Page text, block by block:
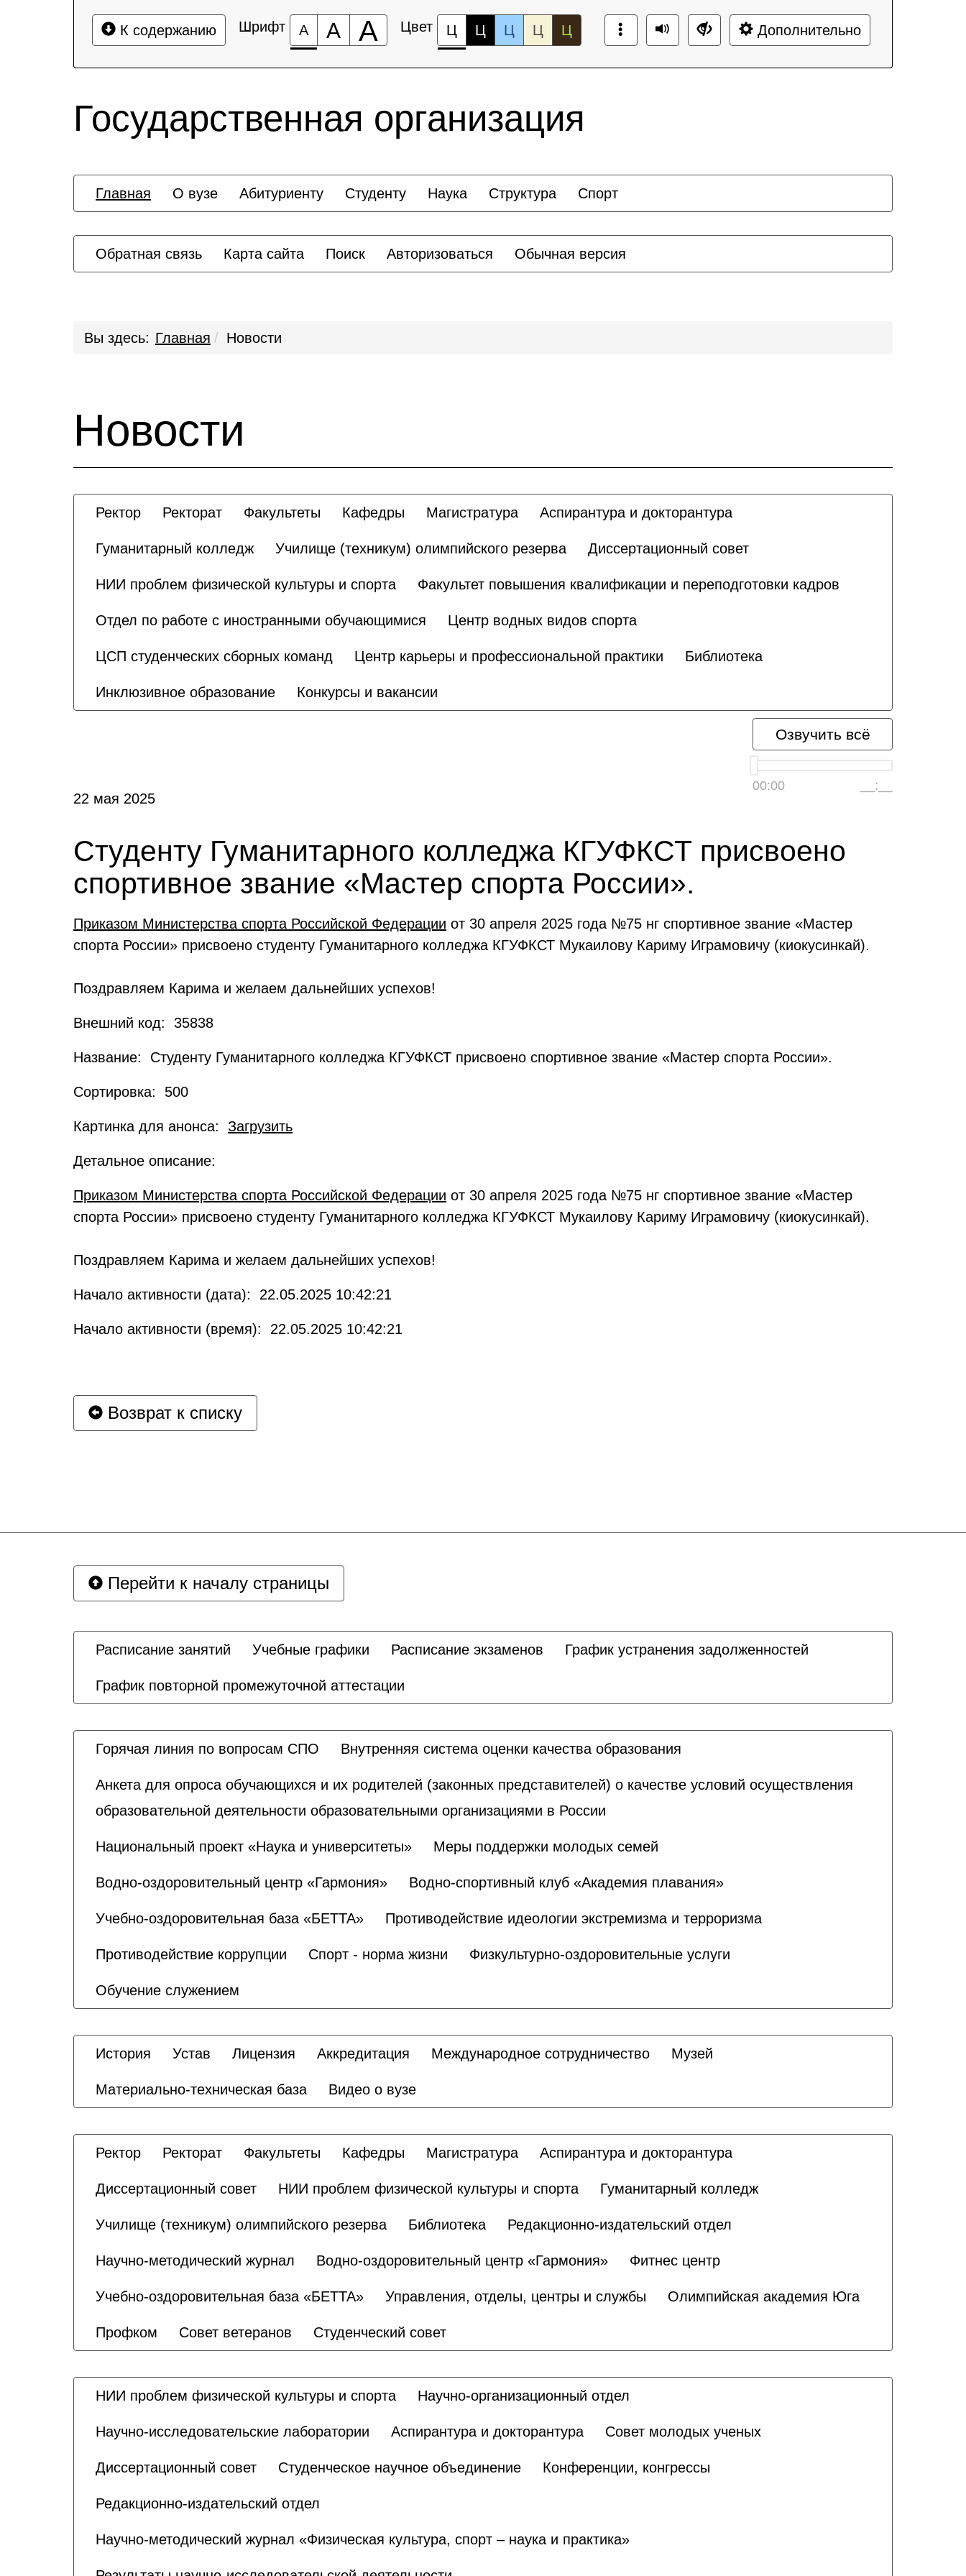
К содержанию Шрифт А А А Цвет Ц Ц Ц Ц Ц Дополнительно
Государственная организация
Главная О вузе Абитуриенту Студенту Наука Структура Спорт
Обратная связь Карта сайта Поиск Авторизоваться Обычная версия
Вы здесь: Главная Новости
Новости
Ректор Ректорат Факультеты Кафедры Магистратура Аспирантура и докторантура
Гуманитарный колледж Училище (техникум) олимпийского резерва Диссертационный совет
НИИ проблем физической культуры и спорта Факультет повышения квалификации и переподготовки кадров
Отдел по работе с иностранными обучающимися Центр водных видов спорта
ЦСП студенческих сборных команд Центр карьеры и профессиональной практики Библиотека
Инклюзивное образование Конкурсы и вакансии
Озвучить всё
00:00 __:__
22 мая 2025
Студенту Гуманитарного колледжа КГУФКСТ присвоено
спортивное звание «Мастер спорта России».
Приказом Министерства спорта Российской Федерации от 30 апреля 2025 года №75 нг спортивное звание «Мастер
спорта России» присвоено студенту Гуманитарного колледжа КГУФКСТ Мукаилову Кариму Играмовичу (киокусинкай).
Поздравляем Карима и желаем дальнейших успехов!
Внешний код: 35838
Название: Студенту Гуманитарного колледжа КГУФКСТ присвоено спортивное звание «Мастер спорта России».
Сортировка: 500
Картинка для анонса: Загрузить
Детальное описание:
Приказом Министерства спорта Российской Федерации от 30 апреля 2025 года №75 нг спортивное звание «Мастер
спорта России» присвоено студенту Гуманитарного колледжа КГУФКСТ Мукаилову Кариму Играмовичу (киокусинкай).
Поздравляем Карима и желаем дальнейших успехов!
Начало активности (дата): 22.05.2025 10:42:21
Начало активности (время): 22.05.2025 10:42:21
Возврат к списку
Перейти к началу страницы
Расписание занятий Учебные графики Расписание экзаменов График устранения задолженностей
График повторной промежуточной аттестации
Горячая линия по вопросам СПО Внутренняя система оценки качества образования
Анкета для опроса обучающихся и их родителей (законных представителей) о качестве условий осуществления
образовательной деятельности образовательными организациями в России
Национальный проект «Наука и университеты» Меры поддержки молодых семей
Водно-оздоровительный центр «Гармония» Водно-спортивный клуб «Академия плавания»
Учебно-оздоровительная база «БЕТТА» Противодействие идеологии экстремизма и терроризма
Противодействие коррупции Спорт - норма жизни Физкультурно-оздоровительные услуги
Обучение служением
История Устав Лицензия Аккредитация Международное сотрудничество Музей
Материально-техническая база Видео о вузе
Ректор Ректорат Факультеты Кафедры Магистратура Аспирантура и докторантура
Диссертационный совет НИИ проблем физической культуры и спорта Гуманитарный колледж
Училище (техникум) олимпийского резерва Библиотека Редакционно-издательский отдел
Научно-методический журнал Водно-оздоровительный центр «Гармония» Фитнес центр
Учебно-оздоровительная база «БЕТТА» Управления, отделы, центры и службы Олимпийская академия Юга
Профком Совет ветеранов Студенческий совет
НИИ проблем физической культуры и спорта Научно-организационный отдел
Научно-исследовательские лаборатории Аспирантура и докторантура Совет молодых ученых
Диссертационный совет Студенческое научное объединение Конференции, конгрессы
Редакционно-издательский отдел
Научно-методический журнал «Физическая культура, спорт – наука и практика»